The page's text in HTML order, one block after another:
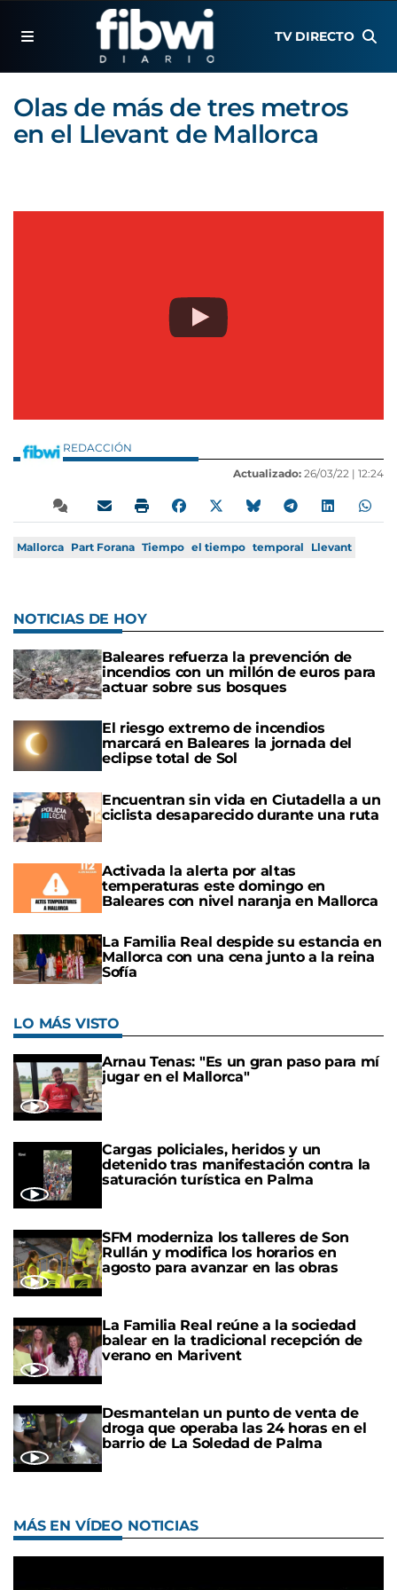
TV DIRECTO
Olas de más de tres metros
en el Llevant de Mallorca
REDACCIÓN
Actualizado: 26/03/22 | 12:24
Mallorca Part Forana Tiempo el tiempo temporal Llevant
NOTICIAS DE HOY
Baleares refuerza la prevención de
incendios con un millón de euros para
actuar sobre sus bosques
El riesgo extremo de incendios
marcará en Baleares la jornada del
eclipse total de Sol
Encuentran sin vida en Ciutadella a un
ciclista desaparecido durante una ruta
Activada la alerta por altas
temperaturas este domingo en
Baleares con nivel naranja en Mallorca
La Familia Real despide su estancia en
Mallorca con una cena junto a la reina
Sofía
LO MÁS VISTO
Arnau Tenas: "Es un gran paso para mí
jugar en el Mallorca"
Cargas policiales, heridos y un
detenido tras manifestación contra la
saturación turística en Palma
SFM moderniza los talleres de Son
Rullán y modifica los horarios en
agosto para avanzar en las obras
La Familia Real reúne a la sociedad
balear en la tradicional recepción de
verano en Marivent
Desmantelan un punto de venta de
droga que operaba las 24 horas en el
barrio de La Soledad de Palma
MÁS EN VÍDEO NOTICIAS